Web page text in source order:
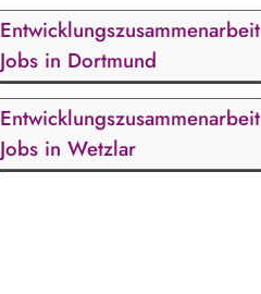
Entwicklungszusammenarbeit
Jobs in Dortmund
Entwicklungszusammenarbeit
Jobs in Wetzlar